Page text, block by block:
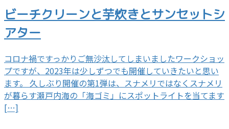
ビーチクリーンと芋炊きとサンセットシ
アター
コロナ禍ですっかりご無沙汰してしまいましたワークショッ
プですが、2023年は少しずつでも開催していきたいと思い
ます。 久しぶり開催の第1弾は、スナメリではなくスナメリ
が暮らす瀬戸内海の「海ゴミ」にスポットライトを当てます
[…]